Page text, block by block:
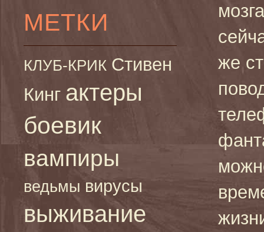
МЕТКИ
КЛУБ-КРИК Стивен
Кинг актеры
боевик
вампиры
ведьмы вирусы
выживание
же